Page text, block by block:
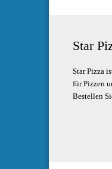
Star
Star Pizza
für Pizzen
Bestellen